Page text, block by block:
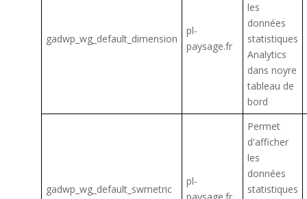
gadwp_wg_default_dimension
pl-
paysage.fr
les
données
statistiques
Analytics
dans noyre
tableau de
bord
gadwp_wg_default_swmetric
pl-
Permet
d'afficher
les
données
statistiques